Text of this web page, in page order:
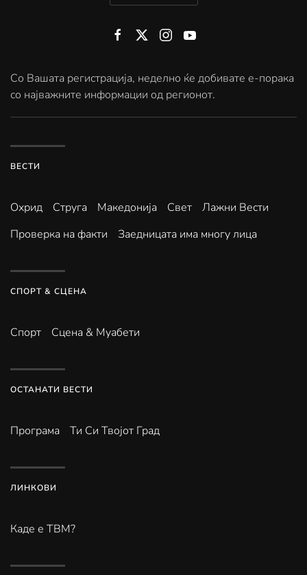
Со Вашата регистрација, неделно ќе добивате е-порака
со најважните информации од регионот.
ВЕСТИ
Охрид Струга Македонија Свет
Лажни Вести
Проверка на факти
Заедницата има многу лица
СПОРТ & СЦЕНА
Спорт Сцена & Муабети
ОСТАНАТИ ВЕСТИ
Програма Ти Си Твојот Град
ЛИНКОВИ
Каде е ТВМ?